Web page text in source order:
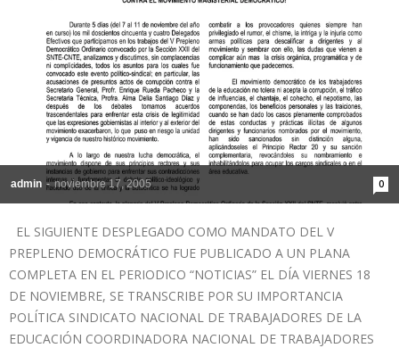
admin - noviembre 17, 2005 0
EL SIGUIENTE DESPLEGADO COMO MANDATO DEL V
PREPLENO DEMOCRÁTICO FUE PUBLICADO A UN PLANA
COMPLETA EN EL PERIODICO “NOTICIAS” EL DÍA VIERNES 18
DE NOVIEMBRE, SE TRANSCRIBE POR SU IMPORTANCIA
POLÍTICA SINDICATO NACIONAL DE TRABAJADORES DE LA
EDUCACIÓN COORDINADORA NACIONAL DE TRABAJADORES